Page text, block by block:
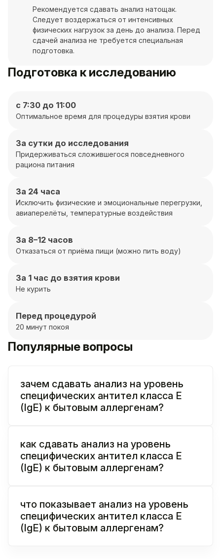
Рекомендуется сдавать анализ натощак.
Следует воздержаться от интенсивных
физических нагрузок за день до анализа. Перед
сдачей анализа не требуется специальная
подготовка.
Подготовка к исследованию
с 7:30 до 11:00
Оптимальное время для процедуры взятия крови
За сутки до исследования
Придерживаться сложившегося повседневного
рациона питания
За 24 часа
Исключить физические и эмоциональные перегрузки,
авиаперелёты, температурные воздействия
За 8–12 часов
Отказаться от приёма пищи (можно пить воду)
За 1 час до взятия крови
Не курить
Перед процедурой
20 минут покоя
Популярные вопросы
зачем сдавать анализ на уровень
специфических антител класса E
(IgE) к бытовым аллергенам?
как сдавать анализ на уровень
специфических антител класса E
(IgE) к бытовым аллергенам?
что показывает анализ на уровень
специфических антител класса E
(IgE) к бытовым аллергенам?